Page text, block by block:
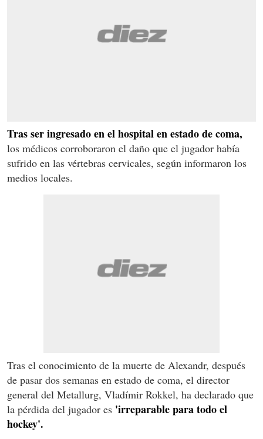
Tras ser ingresado en el hospital en estado de coma,
los médicos corroboraron el daño que el jugador había
sufrido en las vértebras cervicales, según informaron los
medios locales.
Tras el conocimiento de la muerte de Alexandr, después
de pasar dos semanas en estado de coma, el director
general del Metallurg, Vladímir Rokkel, ha declarado que
la pérdida del jugador es 'irreparable para todo el
hockey'.